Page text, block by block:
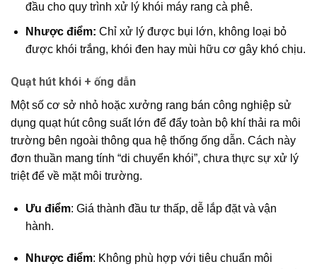
đầu cho quy trình xử lý khói máy rang cà phê.
Nhược điểm: Chỉ xử lý được bụi lớn, không loại bỏ
được khói trắng, khói đen hay mùi hữu cơ gây khó chịu.
Quạt hút khói + ống dẫn
Một số cơ sở nhỏ hoặc xưởng rang bán công nghiệp sử
dụng quạt hút công suất lớn để đẩy toàn bộ khí thải ra môi
trường bên ngoài thông qua hệ thống ống dẫn. Cách này
đơn thuần mang tính “di chuyển khói”, chưa thực sự xử lý
triệt để về mặt môi trường.
Ưu điểm: Giá thành đầu tư thấp, dễ lắp đặt và vận
hành.
Nhược điểm: Không phù hợp với tiêu chuẩn môi